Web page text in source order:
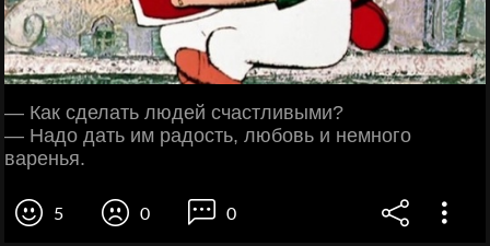
— Как сделать людей счастливыми?
— Надо дать им радость, любовь и немного
варенья.
5 0 0